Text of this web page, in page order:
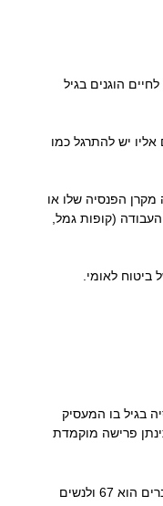
הוגנים בגיל
אליו יש להתרגל כמו
הפנסיה שלו או
(קופות גמל,
לאומי.
בגיל בו המעסיק
פרישה מוקמדת
נכון להיום, הגיל בו מותר לצאת לפנסיה לגברים הוא 67 ולנשים